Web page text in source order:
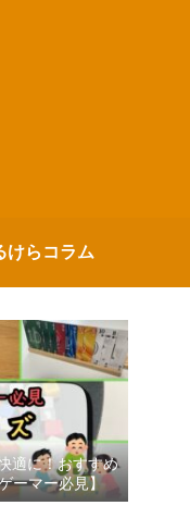
けらコラム
適に！おすすめ
ーマー必見】